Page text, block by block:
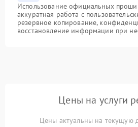
Использование официальных
аккуратная работа с
резервное копирование,
восстановление информации при
Цены на услуги
Цены актуальны на текущую